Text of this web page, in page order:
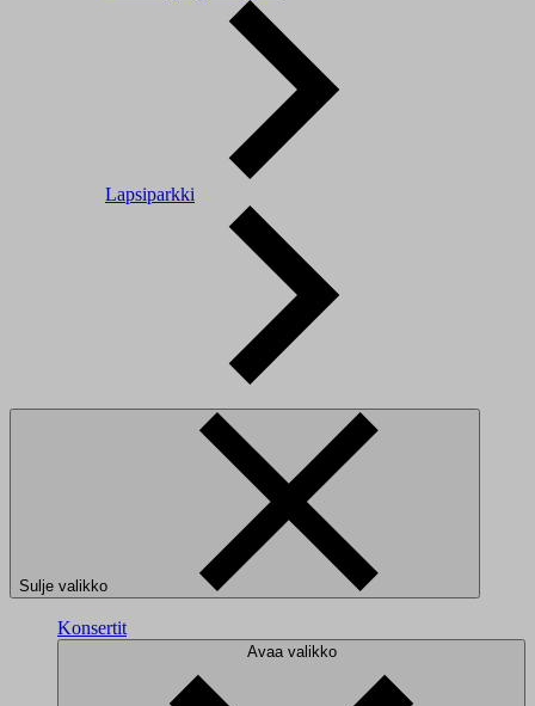
Lapsiparkki
Sulje valikko
Konsertit
Avaa valikko